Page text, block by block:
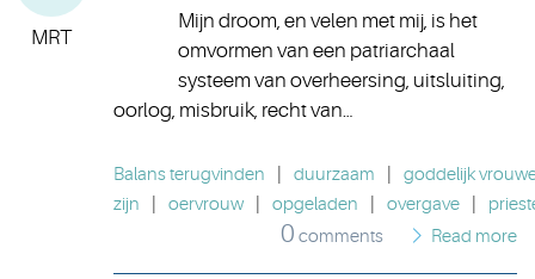
MRT
Mijn droom, en velen met mij, is het
omvormen van een patriarchaal
systeem van overheersing, uitsluiting,
oorlog, misbruik, recht van…
Balans terugvinden duurzaam
goddelijk
zijn
oervrouw opgeladen overgave
0 comments Read more